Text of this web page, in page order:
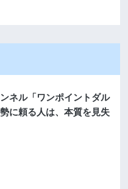
ネル「ワンポイントダル
に頼る人は、本質を見失